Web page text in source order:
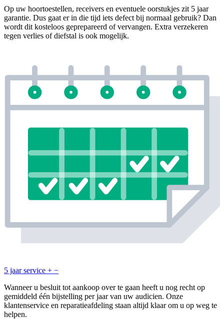
Op uw hoortoestellen, receivers en eventuele oorstukjes zit 5 jaar
garantie. Dus gaat er in die tijd iets defect bij normaal gebruik? Dan
wordt dit kosteloos geprepareerd of vervangen. Extra verzekeren
tegen verlies of diefstal is ook mogelijk.
5 jaar service + −
Wanneer u besluit tot aankoop over te gaan heeft u nog recht op
gemiddeld één bijstelling per jaar van uw audicien. Onze
klantenservice en reparatieafdeling staan altijd klaar om u op weg te
helpen.